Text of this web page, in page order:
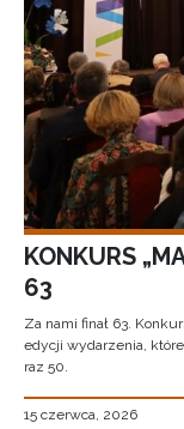
KONKURS
63
Za nami finał 63.
edycji wydarzenia,
raz 50.
15 czerwca, 2026